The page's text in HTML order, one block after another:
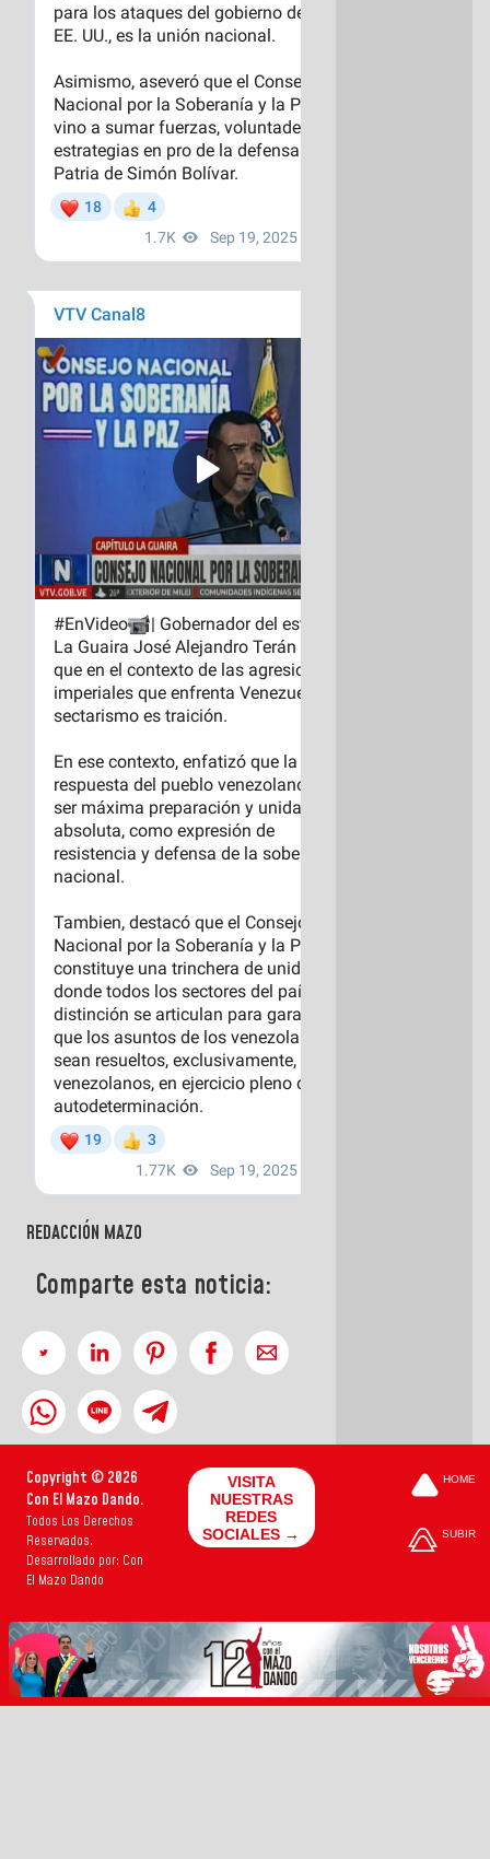
REDACCIÓN MAZO
Comparte esta noticia:
Copyright © 2026
Con El Mazo Dando.
Todos Los Derechos
Reservados.
Desarrollado por: Con
El Mazo Dando
VISITA
NUESTRAS
REDES
SOCIALES →
HOME
SUBIR